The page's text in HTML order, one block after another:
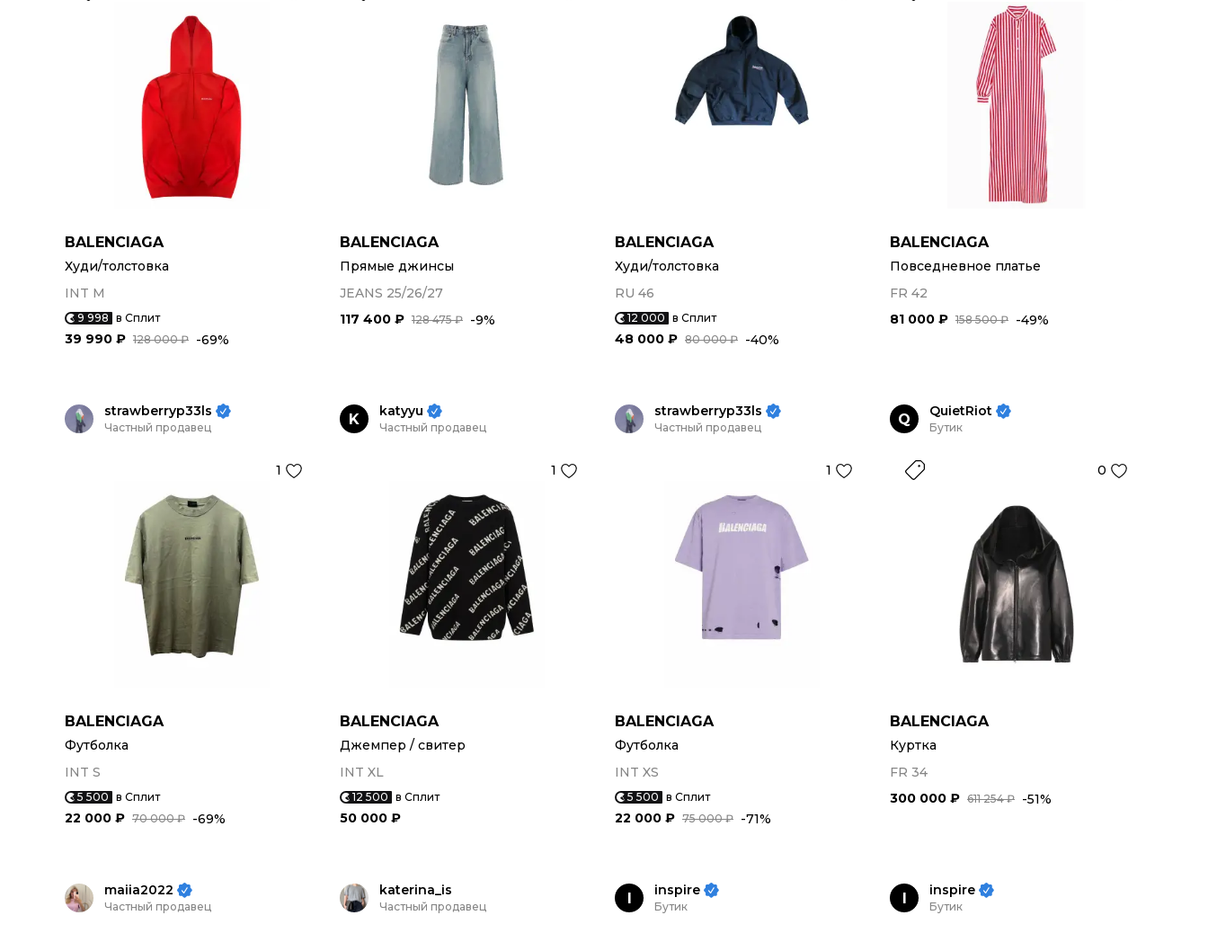
BALENCIAGA
Худи/толстовка
INT M
9 998 в Сплит
128 000 ₽
39 990 ₽ -69%
BALENCIAGA
Прямые джинсы
JEANS 25/26/27
128 475 ₽
117 400 ₽ -9%
BALENCIAGA
Худи/толстовка
RU 46
12 000 в Сплит
80 000 ₽
48 000 ₽ -40%
BALENCIAGA
Повседневное платье
FR 42
158 500 ₽
81 000 ₽ -49%
strawberryp33ls
Частный продавец
1
BALENCIAGA
Футболка
INT S
5 500 в Сплит
70 000 ₽
22 000 ₽ -69%
K katyyu
Частный продавец
1
BALENCIAGA
Джемпер / свитер
INT XL
12 500 в Сплит
50 000 ₽
strawberryp33ls
Частный продавец
1
BALENCIAGA
Футболка
INT XS
5 500 в Сплит
75 000 ₽
22 000 ₽ -71%
Q QuietRiot
Бутик
0
BALENCIAGA
Куртка
FR 34
611 254 ₽
300 000 ₽ -51%
maiia2022
Частный продавец
katerina_is
Частный продавец I inspire
Бутик I inspire
Бутик